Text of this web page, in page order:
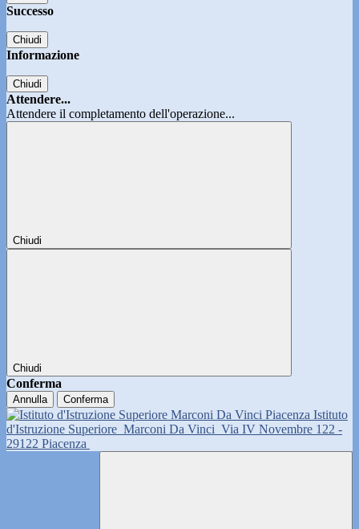
Successo
Chiudi
Informazione
Chiudi
Attendere...
Attendere il completamento dell'operazione...
Chiudi
Chiudi
Conferma
Annulla Conferma
Istituto
d'Istruzione Superiore Marconi Da Vinci Via IV Novembre 122 -
29122 Piacenza